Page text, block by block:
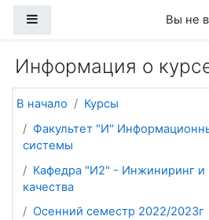
Вы не
Информация о
В начало
Курсы
Факультет "И"
системы
Кафедра "И2" - Инжиниринг
качества
Осенний семестр 2022/2023г